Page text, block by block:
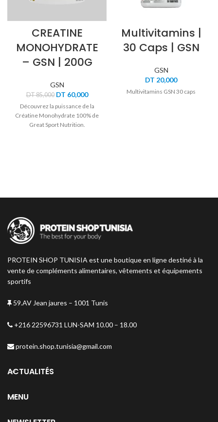
CREATINE
MONOHYDRATE
– GSN | 200G
GSN
DT85,000 Le
prix
initial
était :
DT 85,000.
DT 60,000Le
prix
actuel
est :
Découvrez la puissance de la
Créatine Monohydrate 100% de
Great Sport Nutrition.
Multivitamins |
30 Caps | GSN
GSN
DT 20,000
Multivitamins GSN 30 caps
PROTEIN SHOP TUNISIA est une boutique en ligne destiné à la
vente de compléments alimentaires, vêtements et équipements
sportifs
59.AV Jean jaures – 1001 Tunis
+216 22596731 LUN-SAM 10.00 – 18.00
protein.shop.tunisia@gmail.com
ACTUALITÉS
MENU